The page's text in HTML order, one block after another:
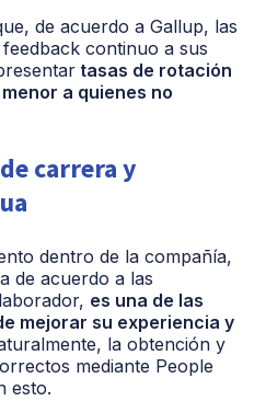
de acuerdo a Gallup, las
continuo a sus
tasas de rotación
a quienes no
carrera y
dentro de la compañía,
de acuerdo a las
es una de las
mejorar su experiencia y
la obtención y
mediante People
esto.